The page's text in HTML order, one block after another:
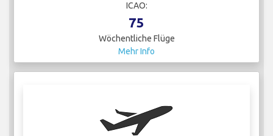
ICAO:
75
Wöchentliche Flüge
Mehr Info